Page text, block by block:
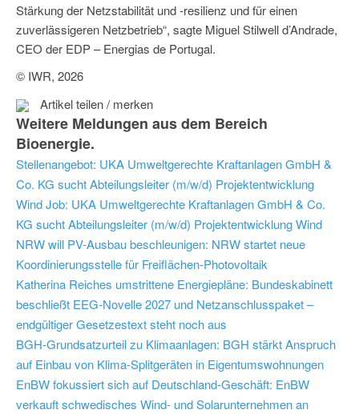
Stärkung der Netzstabilität und -resilienz und für einen
zuverlässigeren Netzbetrieb“, sagte Miguel Stilwell d’Andrade,
CEO der EDP – Energias de Portugal.
© IWR, 2026
Artikel teilen / merken
Weitere Meldungen aus dem Bereich
Bioenergie.
Stellenangebot: UKA Umweltgerechte Kraftanlagen GmbH &
Co. KG sucht Abteilungsleiter (m/w/d) Projektentwicklung
WindJob: UKA Umweltgerechte Kraftanlagen GmbH & Co.
KG sucht Abteilungsleiter (m/w/d) Projektentwicklung Wind
NRW will PV-Ausbau beschleunigen: NRW startet neue
Koordinierungsstelle für Freiflächen-Photovoltaik
Katherina Reiches umstrittene Energiepläne: Bundeskabinett
beschließt EEG-Novelle 2027 und Netzanschlusspaket –
endgültiger Gesetzestext steht noch aus
BGH-Grundsatzurteil zu Klimaanlagen: BGH stärkt Anspruch
auf Einbau von Klima-Splitgeräten in Eigentumswohnungen
EnBW fokussiert sich auf Deutschland-Geschäft: EnBW
verkauft schwedisches Wind- und Solarunternehmen an